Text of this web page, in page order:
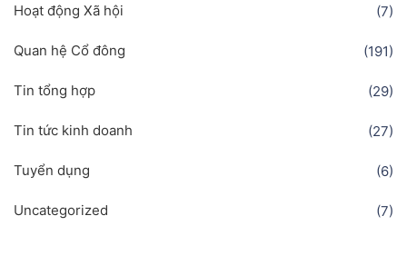
Hoạt động Xã hội (7)
Quan hệ Cổ đông (191)
Tin tổng hợp (29)
Tin tức kinh doanh (27)
Tuyển dụng (6)
Uncategorized (7)